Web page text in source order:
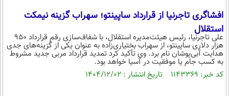
حیات وحش
افشاگری تاجرنیا از قرارداد ساپینتو؛ سهراب گزینه نیمکت
استقلال
علی تاجرنیا، رئیس هیئت‌مدیره استقلال، با شفاف‌سازی رقم قرارداد ۹۵۰
هزار دلاری ساپینتو، از سهراب بختیاری‌زاده به عنوان یکی از گزینه‌های جدی
هدایت آبی‌پوشان نام برد. وی تأکید کرد تمدید قرارداد مربی جدید مشروط
به کسب جام یا موفقیت در آسیا خواهد بود.
کد خبر: ۱۱۴۳۳۶۹ تاریخ انتشار : ۱۴۰۴/۱۲/۰۲